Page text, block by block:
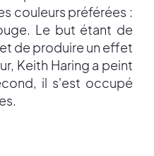
couleurs préférées :
Le but étant de
de produire un effet
Keith Haring a peint
il s'est occupé